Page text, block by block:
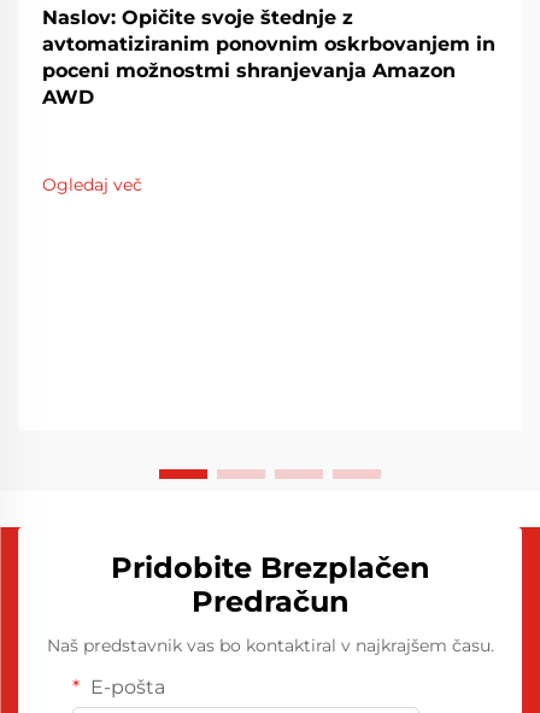
Naslov: Opičite svoje štednje z
avtomatiziranim ponovnim oskrbovanjem in
poceni možnostmi shranjevanja Amazon
AWD
Ogledaj več
Pridobite Brezplačen
Predračun
Naš predstavnik vas bo kontaktiral v najkrajšem času.
E-pošta